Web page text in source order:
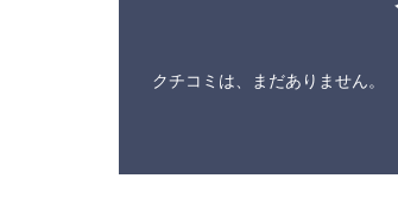
クチコミは、まだありません。